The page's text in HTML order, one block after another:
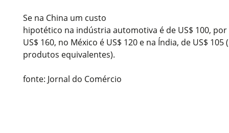
Se na China um custo
hipotético na indústria automotiva é de US$ 100,
US$ 160, no México é US$ 120 e na Índia, de US$
produtos equivalentes).
fonte: Jornal do Comércio